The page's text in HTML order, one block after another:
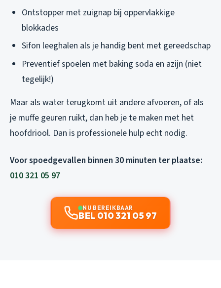
Ontstopper met zuignap bij oppervlakkige
blokkades
Sifon leeghalen als je handig bent met gereedschap
Preventief spoelen met baking soda en azijn (niet
tegelijk!)
Maar als water terugkomt uit andere afvoeren, of als
je muffe geuren ruikt, dan heb je te maken met het
hoofdriool. Dan is professionele hulp echt nodig.
Voor spoedgevallen binnen 30 minuten ter plaatse:
010 321 05 97
NU BEREIKBAAR
BEL 010 321 05 97